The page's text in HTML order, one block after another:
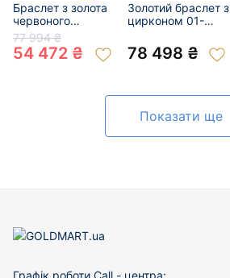
Браслет з золота
червоного
кольору з
перлиною та
цирконом 01-
77 994 ₴
54 472 ₴
Золотий браслет з
цирконом 01-
78 498 ₴
Показати ще
Графік роботи Call - центра: